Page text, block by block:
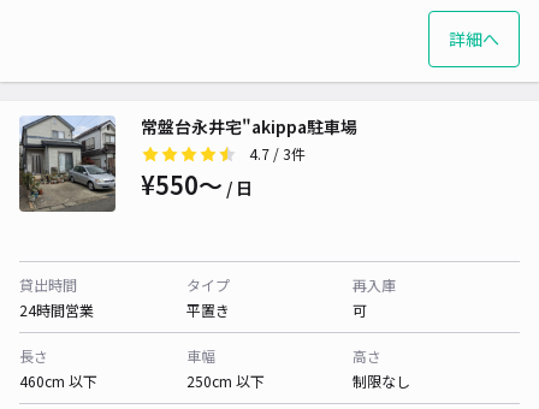
詳細へ
常盤台永井宅"akippa駐車場
4.7 / 3件
¥550〜 / 日
貸出時間
24時間営業
タイプ
平置き
再入庫
可
長さ
460cm 以下
車幅
250cm 以下
高さ
制限なし